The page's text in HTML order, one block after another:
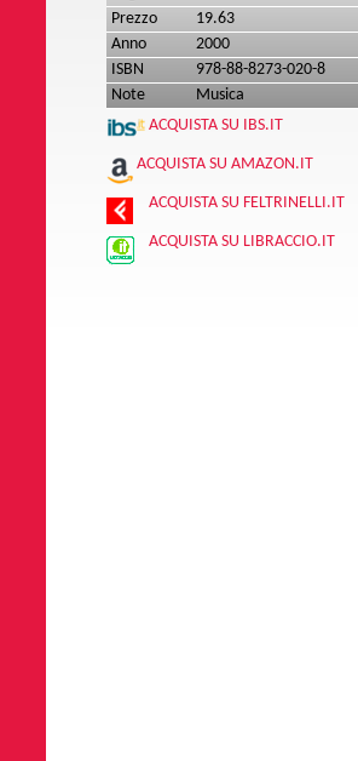
Prezzo
19.63
Anno
2000
ISBN
978-88-8273-020-8
Note
Musica
ACQUISTA SU IBS.IT
ACQUISTA SU AMAZON.IT
ACQUISTA SU FELTRINELLI.IT
ACQUISTA SU LIBRACCIO.IT